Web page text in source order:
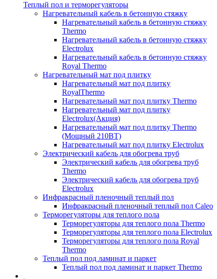
Теплый пол и терморегуляторы
Нагревательный кабель в бетонную стяжку
Нагревательный кабель в бетонную стяжку
Thermo
Нагревательный кабель в бетонную стяжку
Electrolux
Нагревательный кабель в бетонную стяжку
Royal Thermo
Нагревательный мат под плитку
Нагревательный мат под плитку
RoyalThermo
Нагревательный мат под плитку Thermo
Нагревательный мат под плитку
Electrolux(Акция)
Нагревательный мат под плитку Thermo
(Мощный 210ВТ)
Нагревательный мат под плитку Electrolux
Электрический кабель для обогрева труб
Электрический кабель для обогрева труб
Thermo
Электрический кабель для обогрева труб
Electrolux
Инфракрасный пленочный теплый пол
Инфракрасный пленочный теплый пол Caleo
Терморегуляторы для теплого пола
Терморегуляторы для теплого пола Thermo
Терморегуляторы для теплого пола Electrolux
Терморегуляторы для теплого пола Royal
Thermo
Теплый пол под ламинат и паркет
Теплый пол под ламинат и паркет Thermo